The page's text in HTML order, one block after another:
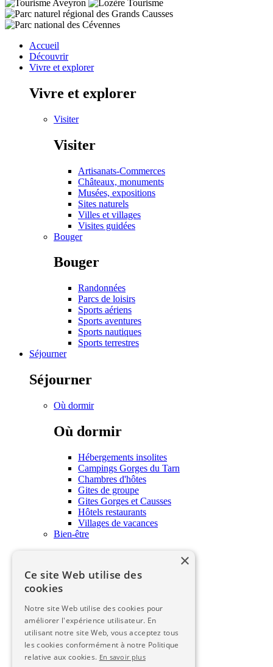
Accueil
Découvrir
Vivre et explorer
Vivre et explorer
Visiter
Visiter
Artisanats-Commerces
Châteaux, monuments
Musées, expositions
Sites naturels
Villes et villages
Visites guidées
Bouger
Bouger
Randonnées
Parcs de loisirs
Sports aériens
Sports aventures
Sports nautiques
Sports terrestres
Séjourner
Séjourner
Où dormir
Où dormir
Hébergements insolites
Campings Gorges du Tarn
Chambres d'hôtes
Gites de groupe
Gites Gorges et Causses
Hôtels restaurants
Villages de vacances
Bien-être
Savourer
Savourer
×
Ce site Web utilise des
cookies
Notre site Web utilise des cookies pour
améliorer l'expérience utilisateur. En
utilisant notre site Web, vous acceptez tous
les cookies conformément à notre Politique
relative aux cookies. En savoir plus